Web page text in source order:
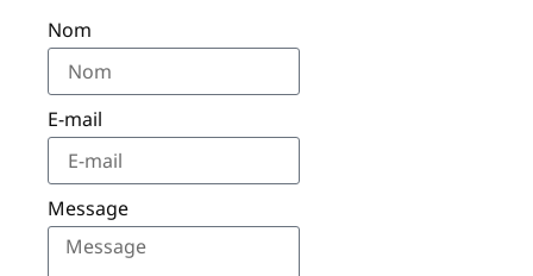
Nom
E-mail
Message